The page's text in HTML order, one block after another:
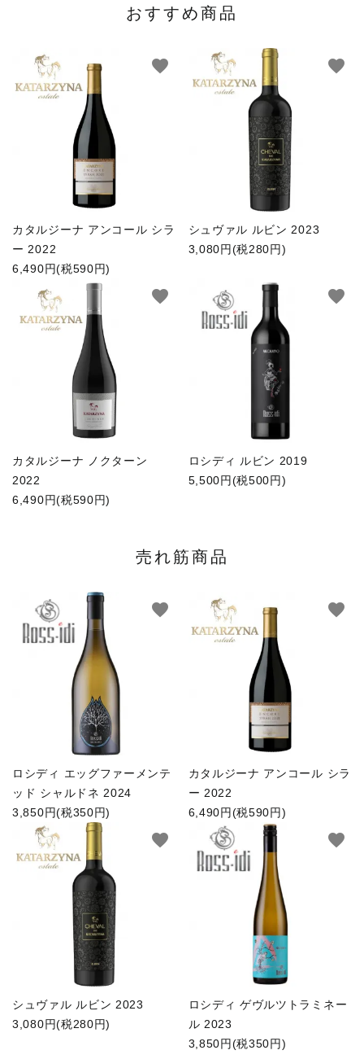
おすすめ商品
カタルジーナ アンコール シラ
ー 2022
6,490円(税590円)
favorite
シュヴァル ルビン 2023
3,080円(税280円)
favorite
カタルジーナ ノクターン
2022
6,490円(税590円)
favorite
ロシディ ルビン 2019
5,500円(税500円)
favorite
売れ筋商品
ロシディ エッグファーメンテ
ッド シャルドネ 2024
3,850円(税350円)
favorite
カタルジーナ アンコール シラ
ー 2022
6,490円(税590円)
favorite
シュヴァル ルビン 2023
3,080円(税280円)
favorite
ロシディ ゲヴルツトラミネー
ル 2023
3,850円(税350円)
favorite